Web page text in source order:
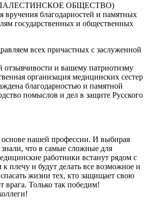
ОБЩЕСТВО)
вручения благодарностей и памятных
государственных и общественных
всех причастных с заслуженной
отзывчивости и вашему патриотизму
организация медицинских сестер
благодарностью и памятной
помыслов и дел в защите Русского
нашей профессии. И выбирая
что в самые сложные для
работники встанут рядом с
плечу и будут делать все возможное и
жизни тех, кто защищает свою
врага. Только так победим!